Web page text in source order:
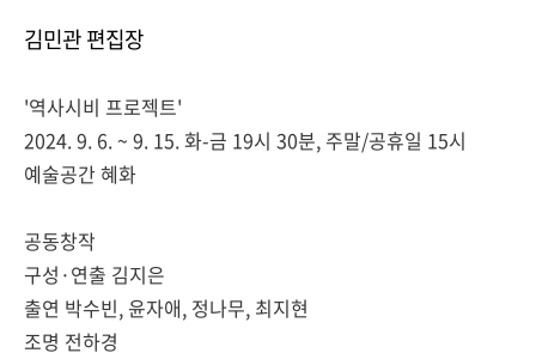
김민관 편집장
'역사시비 프로젝트'
2024. 9. 6. ~ 9. 15. 화-금 19시 30분, 주말/공휴일 15시
예술공간 혜화
공동창작
구성·연출 김지은
출연 박수빈, 윤자애, 정나무, 최지현
조명 전하경